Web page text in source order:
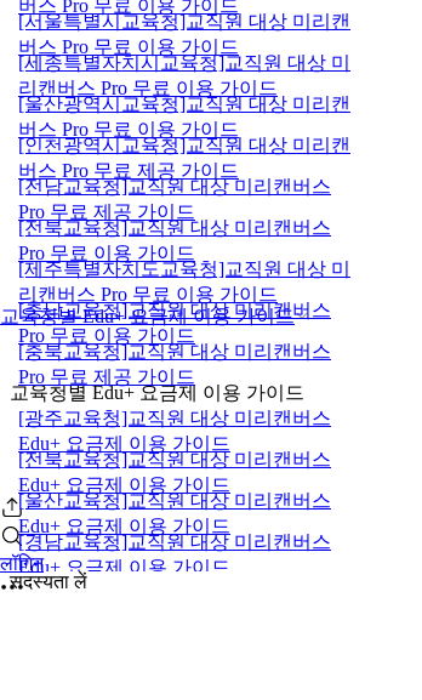
교육청별 Edu+ 요금제 이용 가이드
लॉगिन
버스 Pro 무료 이용 가이드
[서울특별시교육청]교직원 대상 미리캔
버스 Pro 무료 이용 가이드
[세종특별자치시교육청]교직원 대상 미
리캔버스 Pro 무료 이용 가이드
[울산광역시교육청]교직원 대상 미리캔
버스 Pro 무료 이용 가이드
[인천광역시교육청]교직원 대상 미리캔
버스 Pro 무료 제공 가이드
[전남교육청]교직원 대상 미리캔버스
Pro 무료 제공 가이드
[전북교육청]교직원 대상 미리캔버스
Pro 무료 이용 가이드
[제주특별자치도교육청]교직원 대상 미
리캔버스 Pro 무료 이용 가이드
[충남교육청]교직원 대상 미리캔버스
Pro 무료 이용 가이드
[충북교육청]교직원 대상 미리캔버스
Pro 무료 제공 가이드
교육청별 Edu+ 요금제 이용 가이드
[광주교육청]교직원 대상 미리캔버스
Edu+ 요금제 이용 가이드
[전북교육청]교직원 대상 미리캔버스
Edu+ 요금제 이용 가이드
[울산교육청]교직원 대상 미리캔버스
Edu+ 요금제 이용 가이드
[경남교육청]교직원 대상 미리캔버스
Edu+ 요금제 이용 가이드
सदस्यता लें